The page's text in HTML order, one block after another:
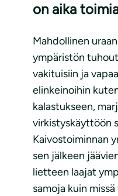
on aika
Mahdollinen
ympäristön
vakituisiin ja
elinkeinoihin
kalastukseen,
virkistyskäyttöön
Kaivostoiminnan
sen jälkeen
lietteen laajat
samoja kuin